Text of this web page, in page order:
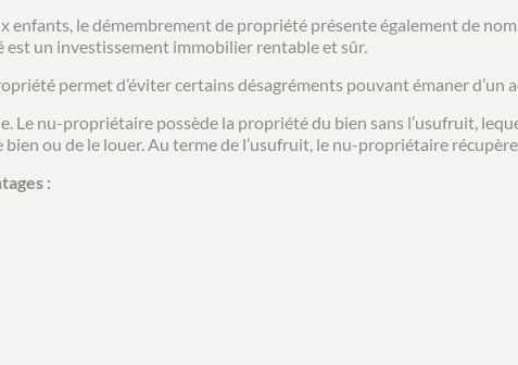
Actualités
Guides
enfants, le démembrement de propriété présente également de
un investissement immobilier rentable et sûr.
permet d’éviter certains désagréments pouvant émaner d’un
Le nu-propriétaire possède la propriété du bien sans l’usufruit,
ou de le louer. Au terme de l’usufruit, le nu-propriétaire
: